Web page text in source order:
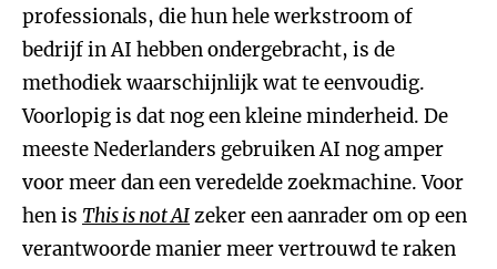
professionals, die hun hele werkstroom of
bedrijf in AI hebben ondergebracht, is de
methodiek waarschijnlijk wat te eenvoudig.
Voorlopig is dat nog een kleine minderheid. De
meeste Nederlanders gebruiken AI nog amper
voor meer dan een veredelde zoekmachine. Voor
hen is This is not AIzeker een aanrader om op een
verantwoorde manier meer vertrouwd te raken